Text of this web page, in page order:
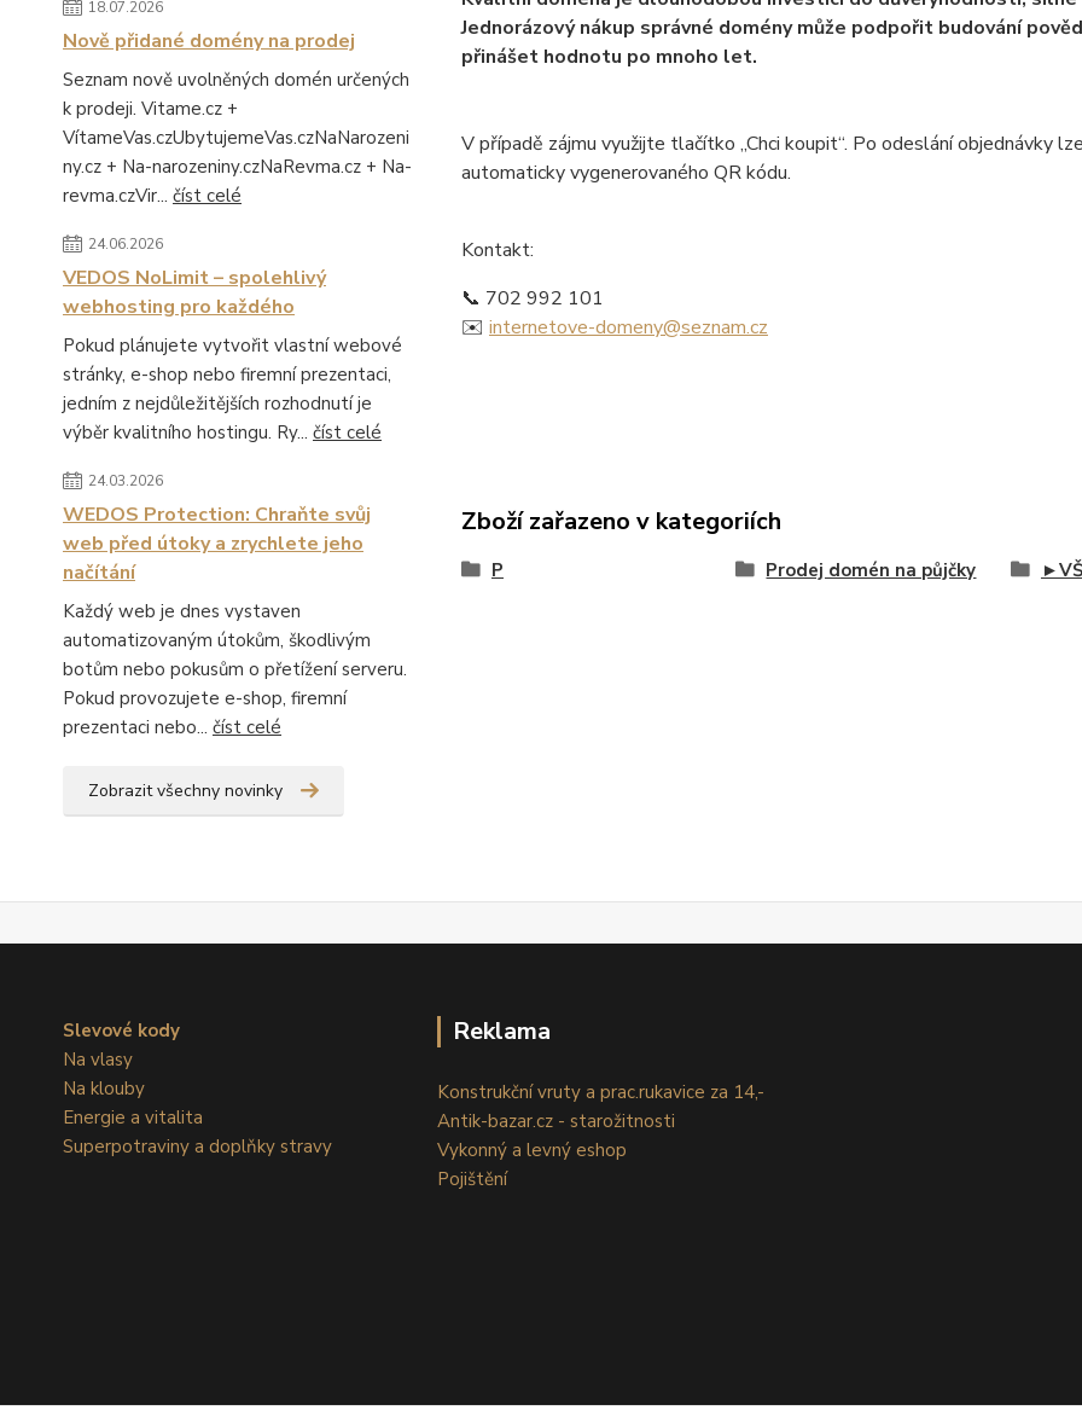
18.07.2026
Nově přidané domény na prodej
Seznam nově uvolněných domén určených
k prodeji. Vitame.cz +
VítameVas.czUbytujemeVas.czNaNarozeni
ny.cz + Na-narozeniny.czNaRevma.cz + Na-
revma.czVir... číst celé
24.06.2026
VEDOS NoLimit – spolehlivý
webhosting pro každého
Pokud plánujete vytvořit vlastní webové
stránky, e-shop nebo firemní prezentaci,
jedním z nejdůležitějších rozhodnutí je
výběr kvalitního hostingu. Ry... číst celé
24.03.2026
WEDOS Protection: Chraňte svůj
web před útoky a zrychlete jeho
načítání
Každý web je dnes vystaven
automatizovaným útokům, škodlivým
botům nebo pokusům o přetížení serveru.
Pokud provozujete e-shop, firemní
prezentaci nebo... číst celé
Zobrazit všechny novinky
Jednorázový nákup správné domény může podpořit budování
přinášet hodnotu po mnoho let.
V případě zájmu využijte tlačítko „Chci koupit“. Po odeslání objednávky
automaticky vygenerovaného QR kódu.
Kontakt:
📞 702 992 101
✉️ internetove-domeny@seznam.cz
Zboží zařazeno v kategoriích
P Prodej domén na půjčky
Slevové kody
Na vlasy
Na klouby
Energie a vitalita
Superpotraviny a doplňky stravy
Reklama
Konstrukční vruty a prac.rukavice za 14,-
Antik-bazar.cz - starožitnosti
Vykonný a levný eshop
Pojištění